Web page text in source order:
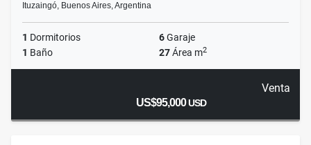
Ituzaingó, Buenos Aires, Argentina
1 Dormitorios 6Garaje
1 Baño 27Área m2
Venta
US$95,000USD